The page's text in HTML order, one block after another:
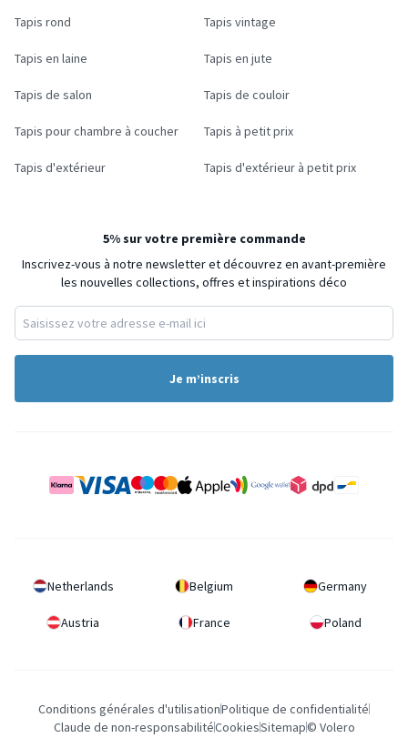
Tapis rond Tapis vintage
Tapis en laine Tapis en jute
Tapis de salon Tapis de couloir
Tapis pour chambre à coucher Tapis à petit prix
Tapis d'extérieur Tapis d'extérieur à petit prix
5% sur votre première commande
Inscrivez-vous à notre newsletter et découvrez en avant-première
les nouvelles collections, offres et inspirations déco
Je m’inscris
Netherlands Belgium Germany
Austria France Poland
Conditions générales d'utilisationPolitique de confidentialité
Claude de non-responsabilitéCookiesSitemap© Volero